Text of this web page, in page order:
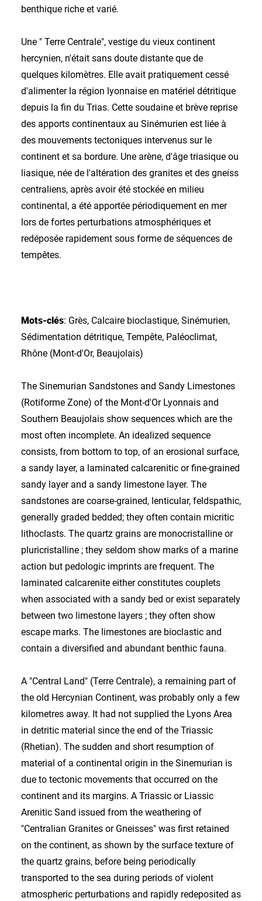
benthique riche et varié.
Une " Terre Centrale", vestige du vieux continent
hercynien, n'était sans doute distante que de
quelques kilomètres. Elle avait pratiquement cessé
d'alimenter la région lyonnaise en matériel détritique
depuis la fin du Trias. Cette soudaine et brève reprise
des apports continentaux au Sinémurien est liée à
des mouvements tectoniques intervenus sur le
continent et sa bordure. Une arène, d'âge triasique ou
liasique, née de l'altération des granites et des gneiss
centraliens, après avoir été stockée en milieu
continental, a été apportée périodiquement en mer
lors de fortes perturbations atmosphériques et
redéposée rapidement sous forme de séquences de
tempêtes.
Mots-clés: Grès, Calcaire bioclastique, Sinémurien,
Sédimentation détritique, Tempête, Paléoclimat,
Rhône (Mont-d'Or, Beaujolais)
The Sinemurian Sandstones and Sandy Limestones
(Rotiforme Zone) of the Mont-d'Or Lyonnais and
Southern Beaujolais show sequences which are the
most often incomplete. An idealized sequence
consists, from bottom to top, of an erosional surface,
a sandy layer, a laminated calcarenitic or fine-grained
sandy layer and a sandy limestone layer. The
sandstones are coarse-grained, lenticular, feldspathic,
generally graded bedded; they often contain micritic
lithoclasts. The quartz grains are monocristalline or
pluricristalline ; they seldom show marks of a marine
action but pedologic imprints are frequent. The
laminated calcarenite either constitutes couplets
when associated with a sandy bed or exist separately
between two limestone layers ; they often show
escape marks. The limestones are bioclastic and
contain a diversified and abundant benthic fauna.
A "Central Land" (Terre Centrale), a remaining part of
the old Hercynian Continent, was probably only a few
kilometres away. It had not supplied the Lyons Area
in detritic material since the end of the Triassic
(Rhetian). The sudden and short resumption of
material of a continental origin in the Sinemurian is
due to tectonic movements that occurred on the
continent and its margins. A Triassic or Liassic
Arenitic Sand issued from the weathering of
"Centralian Granites or Gneisses" was first retained
on the continent, as shown by the surface texture of
the quartz grains, before being periodically
transported to the sea during periods of violent
atmospheric perturbations and rapidly redeposited as